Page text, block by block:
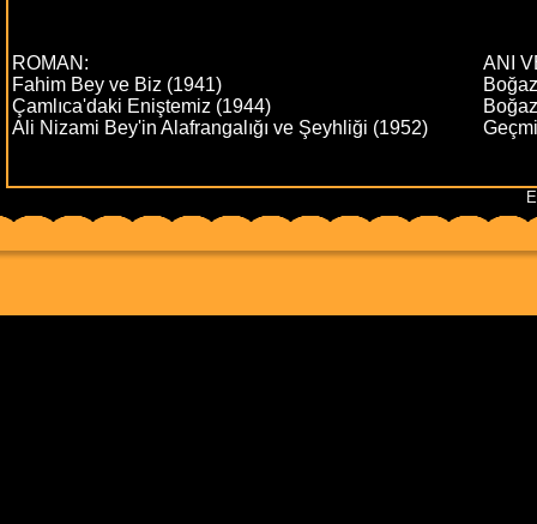
ROMAN:
Fahim Bey ve Biz (1941)
Çamlıca'daki Eniştemiz (1944)
Ali Nizami Bey'in Alafrangalığı ve Şeyhliği (1952)
ANI